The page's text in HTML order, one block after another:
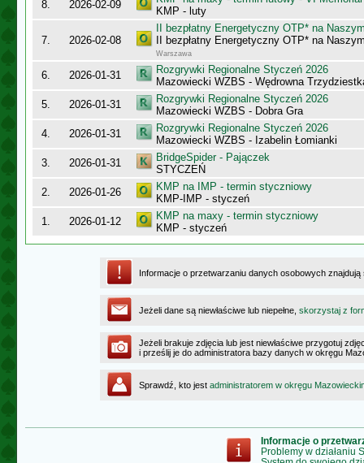
8.
2026-02-09
KMP - luty
7. 2026-02-08
II bezpłatny Energetyczny OTP* na
II bezpłatny Energetyczny OTP* na
Warszawa
6. 2026-01-31
Rozgrywki Regionalne Styczeń 2026
Mazowiecki WZBS - Wędrowna
5.
2026-01-31
Rozgrywki Regionalne Styczeń 2026
Mazowiecki WZBS - Dobra Gra
4.
2026-01-31
Rozgrywki Regionalne Styczeń 2026
Mazowiecki WZBS - Izabelin Łomianki
3.
2026-01-31
BridgeSpider - Pajączek
STYCZEŃ
2.
2026-01-26
KMP na IMP - termin styczniowy
KMP-IMP - styczeń
1.
2026-01-12
KMP na maxy - termin styczniowy
KMP - styczeń
Informacje o przetwarzaniu danych osobowych
Jeżeli dane są niewłaściwe lub niepełne, skorzystaj z
Jeżeli brakuje zdjęcia lub jest niewłaściwe przygotuj
i prześlij je do administratora bazy danych w okręgu
Sprawdź, kto jest administratorem w okręgu
Informacje o
Problemy w działaniu